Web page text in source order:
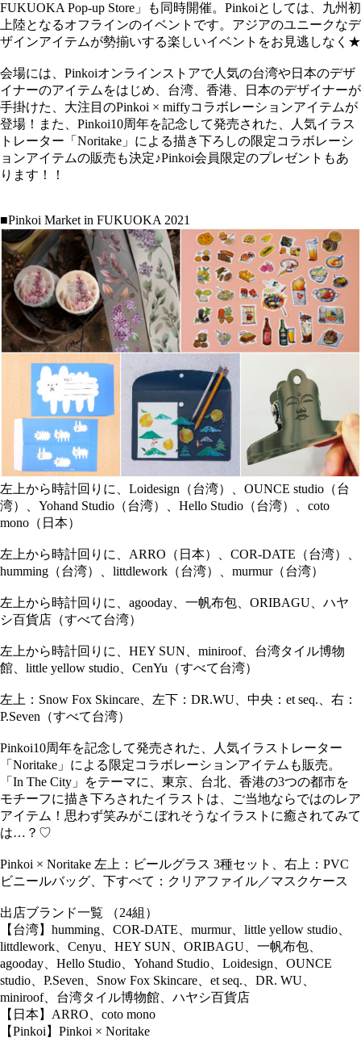
FUKUOKA Pop-up Store」も同時開催。Pinkoiとしては、九州初
上陸となるオフラインのイベントです。アジアのユニークなデ
ザインアイテムが勢揃いする楽しいイベントをお見逃しなく★
会場には、Pinkoiオンラインストアで人気の台湾や日本のデザ
イナーのアイテムをはじめ、台湾、香港、日本のデザイナーが
手掛けた、大注目のPinkoi × miffyコラボレーションアイテムが
登場！また、Pinkoi10周年を記念して発売された、人気イラス
トレーター「Noritake」による描き下ろしの限定コラボレーシ
ョンアイテムの販売も決定♪Pinkoi会員限定のプレゼントもあ
ります！！
■Pinkoi Market in FUKUOKA 2021
左上から時計回りに、Loidesign（台湾）、OUNCE studio（台
湾）、Yohand Studio（台湾）、Hello Studio（台湾）、coto
mono（日本）
左上から時計回りに、ARRO（日本）、COR-DATE（台湾）、
humming（台湾）、littdlework（台湾）、murmur（台湾）
左上から時計回りに、agooday、一帆布包、ORIBAGU、ハヤ
シ百貨店（すべて台湾）
左上から時計回りに、HEY SUN、miniroof、台湾タイル博物
館、little yellow studio、CenYu（すべて台湾）
左上：Snow Fox Skincare、左下：DR.WU、中央：et seq.、右：
P.Seven（すべて台湾）
Pinkoi10周年を記念して発売された、人気イラストレーター
「Noritake」による限定コラボレーションアイテムも販売。
「In The City」をテーマに、東京、台北、香港の3つの都市を
モチーフに描き下ろされたイラストは、ご当地ならではのレア
アイテム！思わず笑みがこぼれそうなイラストに癒されてみて
は…？♡
Pinkoi × Noritake 左上：ビールグラス 3種セット、右上：PVC
ビニールバッグ、下すべて：クリアファイル／マスクケース
出店ブランド一覧 （24組）
【台湾】humming、COR-DATE、murmur、little yellow studio、
littdlework、Cenyu、HEY SUN、ORIBAGU、一帆布包、
agooday、Hello Studio、Yohand Studio、Loidesign、OUNCE
studio、P.Seven、Snow Fox Skincare、et seq.、DR. WU、
miniroof、台湾タイル博物館、ハヤシ百貨店
【日本】ARRO、coto mono
【Pinkoi】Pinkoi × Noritake